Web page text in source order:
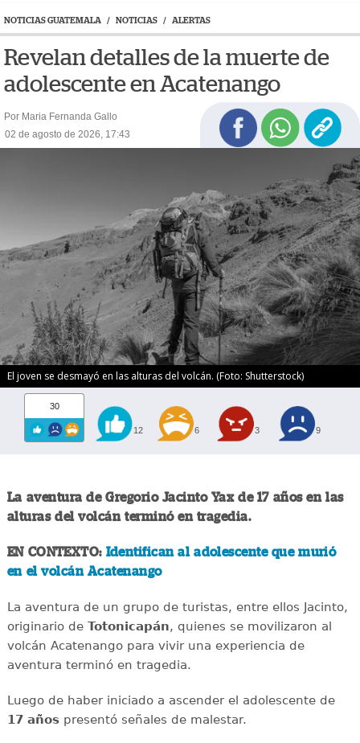
NOTICIAS GUATEMALA / NOTICIAS / ALERTAS
Revelan detalles de la muerte de
adolescente en Acatenango
Por Maria Fernanda Gallo
02 de agosto de 2026, 17:43
El joven se desmayó en las alturas del volcán. (Foto: Shutterstock)
30
12 6 3 9
La aventura de Gregorio Jacinto Yax de 17 años en las
alturas del volcán terminó en tragedia.
EN CONTEXTO: Identifican al adolescente que murió
en el volcán Acatenango
La aventura de un grupo de turistas, entre ellos Jacinto,
originario de Totonicapán, quienes se movilizaron al
volcán Acatenango para vivir una experiencia de
aventura terminó en tragedia.
Luego de haber iniciado a ascender el adolescente de
17 añospresentó señales de malestar.